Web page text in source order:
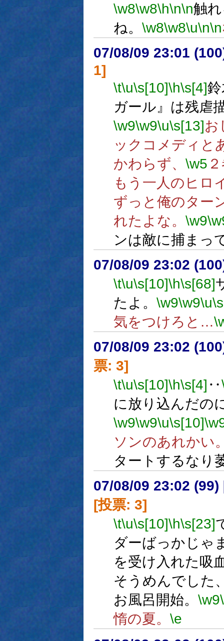
\w8\w8\h\n\n触
ね。 \w8\w8\u\n\n
07/08/09 23:01
1]
\t\u\s[10]\h\s[4]
ガール』は残虐
\w9\w9\u\s[13]お
ックコメディと
かわらず、 \w5
もう一人のヒロ
ずっと俺のター
れたよな。 \w9
ンは敵に捕まっ
07/08/09 23:02
\t\u\s[10]\h\s[68]
たよ。 \w9\w9\u
気をつけろと…
07/08/09 23:02
票: 3]
\t\u\s[10]\h\s[4] ‥
に放り込んだの
\w9\w9\u\s[10]
ソンのあれかい
タートするなり
07/08/09 23:02 (99)
[投票: 3]
\t\u\s[10]\h\s[23]
ダーばっかじゃ
を受け入れた吸
そうめんでした
お風呂開始。 \w9
惰の夏。 \e